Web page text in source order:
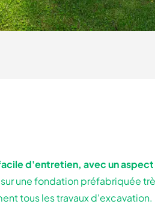
d'entretien, avec un
une fondation préfabriquée
tous les travaux d'excavation.